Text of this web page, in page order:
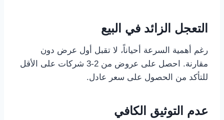
التعجل الزائد في البيع
رغم أهمية السرعة أحياناً، لا تقبل أول عرض دون
مقارنة. احصل على عروض من 2-3 شركات على الأقل
للتأكد من الحصول على سعر عادل.
عدم التوثيق الكافي